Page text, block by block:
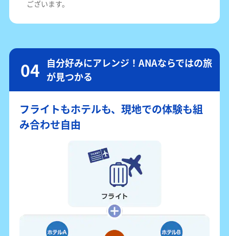
ございます。
自分好みにアレンジ！ANAならではの旅
が見つかる
フライトもホテルも、現地での体験も組
み合わせ自由